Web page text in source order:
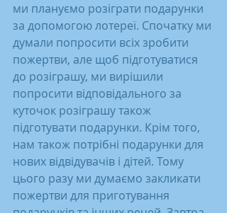
ми плануємо розіграти подарунки
за допомогою лотереї. Спочатку ми
думали попросити всіх зробити
пожертви, але щоб підготуватися
до розіграшу, ми вирішили
попросити відповідального за
куточок розіграшу також
підготувати подарунки. Крім того,
нам також потрібні подарунки для
нових відвідувачів і дітей. Тому
цього разу ми думаємо закликати
пожертви для приготування